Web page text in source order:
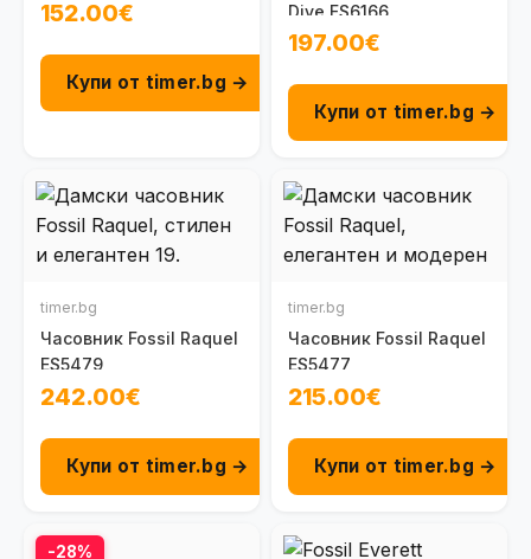
152.00€
Купи от timer.bg →
Dive FS6166
197.00€
Купи от timer.bg →
timer.bg
Часовник Fossil Raquel
ES5479
242.00€
Купи от timer.bg →
timer.bg
Часовник Fossil Raquel
ES5477
215.00€
Купи от timer.bg →
-28%